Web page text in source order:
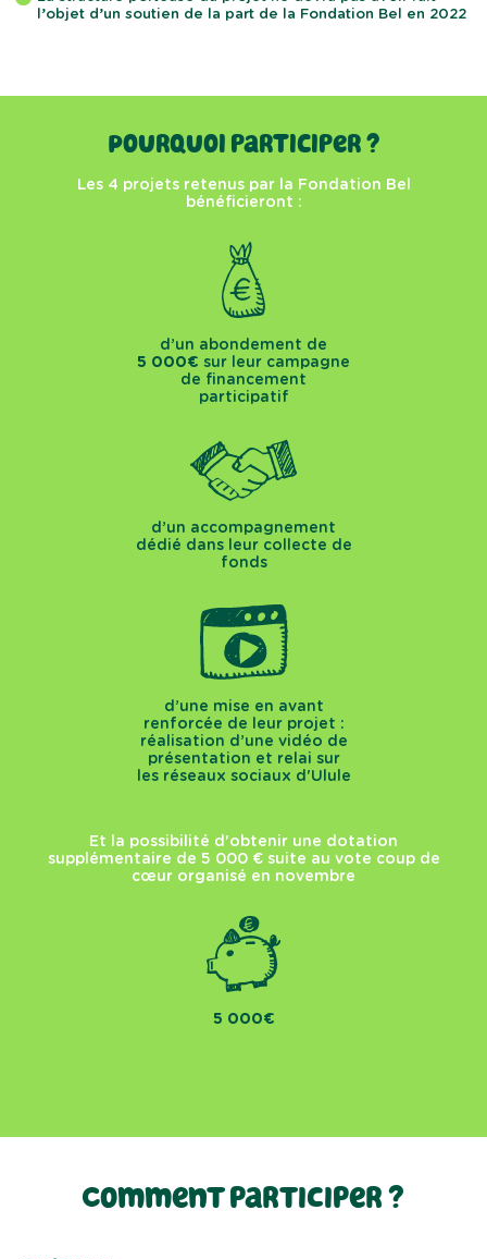
l’objet d’un soutien de la part de la Fondation Bel en 2022
Pourquoi participer ?
Les 4 projets retenus par la Fondation Bel
bénéficieront :
d’un abondement de
5 000€ sur leur campagne
de financement
participatif
d’un accompagnement
dédié dans leur collecte de
fonds
d’une mise en avant
renforcée de leur projet :
réalisation d’une vidéo de
présentation et relai sur
les réseaux sociaux d'Ulule
Et la possibilité d'obtenir une dotation
supplémentaire de 5 000 € suite au vote coup de
cœur organisé en novembre
5 000€
Commentparticiper ?